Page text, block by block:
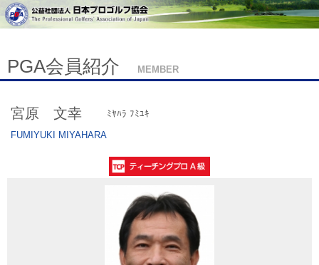
PGA会員紹介 MEMBER
宮原 文幸
ﾐﾔﾊﾗ ﾌﾐﾕｷ
FUMIYUKI MIYAHARA